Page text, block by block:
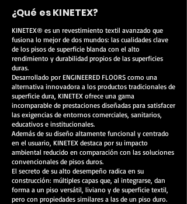
¿Qué es KINETEX?
KINETEX® es un revestimiento textil avanzado que
fusiona lo mejor de dos mundos: las cualidades clave
de los pisos de superficie blanda con el alto
rendimiento y durabilidad propios de las superficies
duras.
Desarrollado por ENGINEERED FLOORS como una
alternativa innovadora a los productos tradicionales de
superficie dura, KINETEX ofrece una gama
incomparable de prestaciones diseñadas para satisfacer
las exigencias de entornos comerciales, sanitarios,
educativos e institucionales.
Además de su diseño altamente funcional y centrado
en el usuario, KINETEX destaca por su impacto
ambiental reducido en comparación con las soluciones
convencionales de pisos duros.
El secreto de su alto desempeño radica en su
construcción: múltiples capas que, al integrarse, dan
forma a un piso versátil, liviano y de superficie textil,
pero con propiedades similares a las de un piso duro.